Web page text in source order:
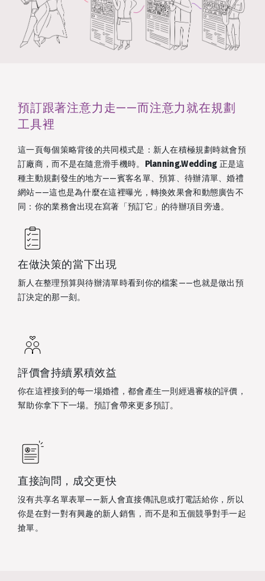
預訂跟著注意力走——而注意力就在規劃
工具裡
這一頁每個策略背後的共同模式是：新人在積極規劃時就會預
訂廠商，而不是在隨意滑手機時。 Planning.Wedding正是這
種主動規劃發生的地方——賓客名單、預算、待辦清單、婚禮
網站——這也是為什麼在這裡曝光，轉換效果會和動態廣告不
同：你的業務會出現在寫著「預訂它」的待辦項目旁邊。
在做決策的當下出現
新人在整理預算與待辦清單時看到你的檔案——也就是做出預
訂決定的那一刻。
評價會持續累積效益
你在這裡接到的每一場婚禮，都會產生一則經過審核的評價，
幫助你拿下下一場。預訂會帶來更多預訂。
直接詢問，成交更快
沒有共享名單表單——新人會直接傳訊息或打電話給你，所以
你是在對一對有興趣的新人銷售，而不是和五個競爭對手一起
搶單。